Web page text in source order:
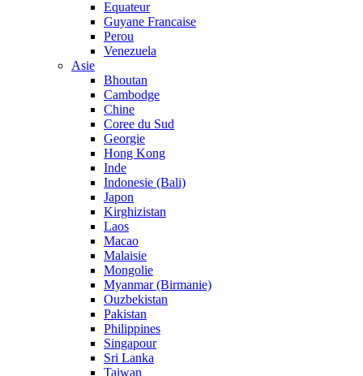
Equateur
Guyane Francaise
Perou
Venezuela
Asie
Bhoutan
Cambodge
Chine
Coree du Sud
Georgie
Hong Kong
Inde
Indonesie (Bali)
Japon
Kirghizistan
Laos
Macao
Malaisie
Mongolie
Myanmar (Birmanie)
Ouzbekistan
Pakistan
Philippines
Singapour
Sri Lanka
Taiwan